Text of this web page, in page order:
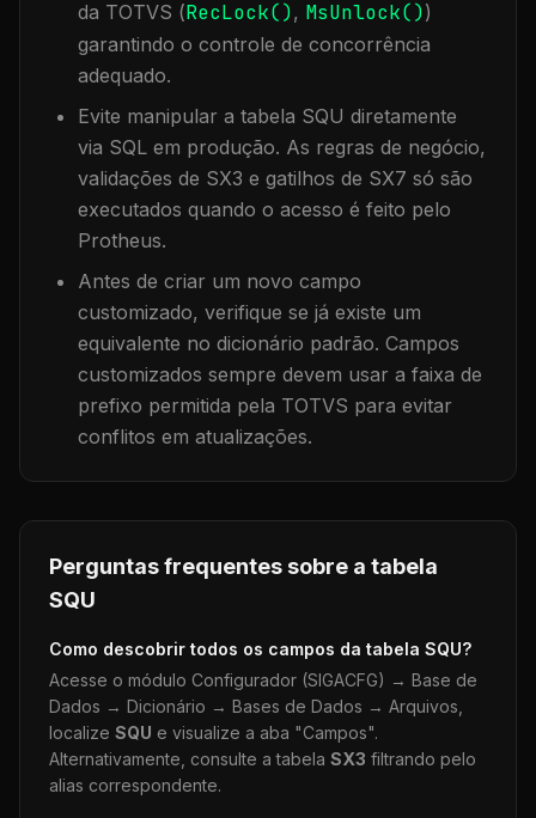
da TOTVS (RecLock(), MsUnlock())
garantindo o controle de concorrência
adequado.
Evite manipular a tabela SQU diretamente
via SQL em produção. As regras de negócio,
validações de SX3 e gatilhos de SX7 só são
executados quando o acesso é feito pelo
Protheus.
Antes de criar um novo campo
customizado, verifique se já existe um
equivalente no dicionário padrão. Campos
customizados sempre devem usar a faixa de
prefixo permitida pela TOTVS para evitar
conflitos em atualizações.
Perguntas frequentes sobre a tabela
SQU
Como descobrir todos os campos da tabela SQU?
Acesse o módulo Configurador (SIGACFG) → Base de
Dados → Dicionário → Bases de Dados → Arquivos,
localize SQU e visualize a aba "Campos".
Alternativamente, consulte a tabela SX3 filtrando pelo
alias correspondente.